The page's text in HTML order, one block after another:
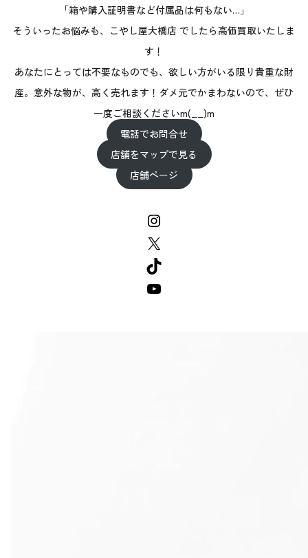
「箱や購入証明書など付属品は何もない…」
そういったお悩みも、こやし屋大橋店 でしたら高価買取いたしま
す！
あなたにとっては不要なものでも、欲しい方がいる限り貴重な財
産。意外な物が、高く売れます！ダメ元でかまわないので、ぜひ
一度ご相談くださいm(__)m
電話でお問合せ
店舗をマップで見る
店舗ページ